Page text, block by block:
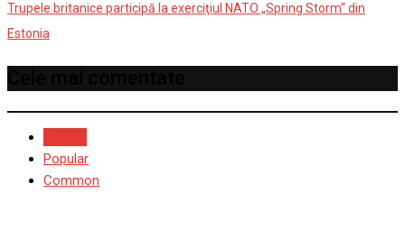
Trupele britanice participă la exerciţiul NATO „Spring Storm“ din
Estonia
Popular
Common